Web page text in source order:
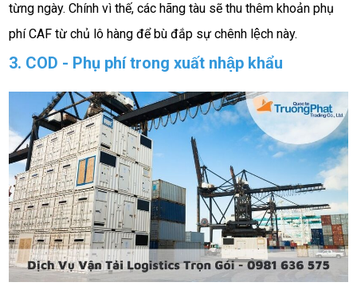
từng ngày. Chính vì thế, các hãng tàu sẽ thu thêm khoản phụ
phí CAF từ chủ lô hàng để bù đắp sự chênh lệch này.
3. COD - Phụ phí trong xuất nhập khẩu